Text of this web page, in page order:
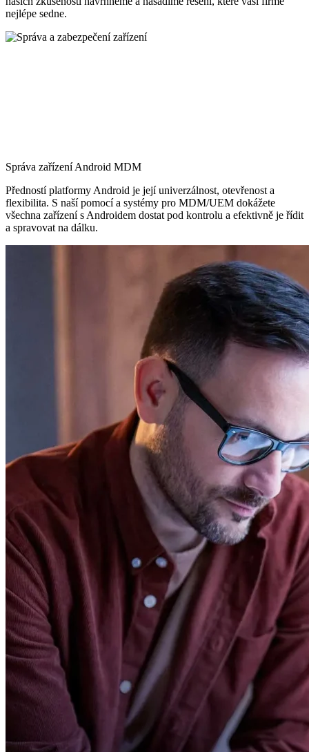
nejlépe sedne.
Správa zařízení Android MDM
Předností platformy Android je její univerzálnost, otevřenost a
flexibilita. S naší pomocí a systémy pro MDM/UEM dokážete
všechna zařízení s Androidem dostat pod kontrolu a efektivně je řídit
a spravovat na dálku.